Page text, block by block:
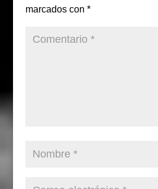
marcados con *